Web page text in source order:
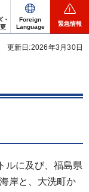
・
Foreign
Language
緊急情報
更新日:2026年3月30日
ルに及び、福島県
岸と、大洗町か